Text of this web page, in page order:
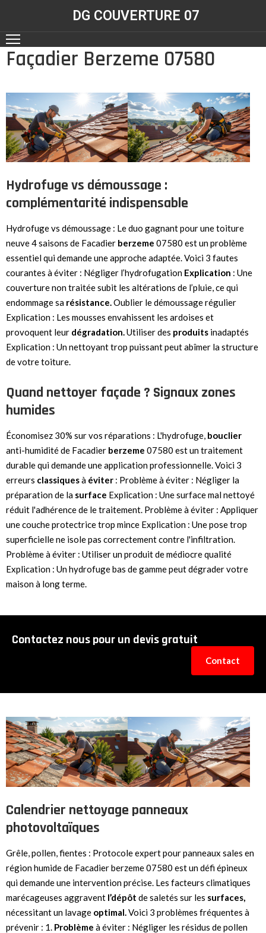
DG COUVERTURE 07
ACCUEIL
RÉALISATIONS
CONTACT
NOS
SERVICES
Façadier Berzeme 07580
Hydrofuge vs démoussage :
complémentarité indispensable
Hydrofuge vs démoussage : Le duo gagnant pour une toiture
neuve 4 saisons de Facadier berzeme 07580 est un problème
essentiel qui demande une approche adaptée. Voici 3 fautes
courantes à éviter : Négliger l’hydrofugation Explication : Une
couverture non traitée subit les altérations de l’pluie, ce qui
endommage sa résistance.Oublier le démoussage régulier
Explication : Les mousses envahissent les ardoises et
provoquent leur dégradation.Utiliser des produits inadaptés
Explication : Un nettoyant trop puissant peut abîmer la structure
de votre toiture.
Quand nettoyer façade ? Signaux zones
humides
Économisez 30% sur vos réparations : L'hydrofuge, bouclier
anti-humidité de Facadier berzeme 07580 est un traitement
durable qui demande une application professionnelle. Voici 3
erreurs classiquesà éviter : Problème à éviter : Négliger la
préparation de la surface Explication : Une surface mal nettoyé
réduit l'adhérence de le traitement. Problème à éviter : Appliquer
une couche protectrice trop mince Explication : Une pose trop
superficielle ne isole pas correctement contre l'infiltration.
Problème à éviter : Utiliser un produit de médiocre qualité
Explication : Un hydrofuge bas de gamme peut dégrader votre
maison à long terme.
Contactez nous pour un devis gratuit
Contact
Calendrier nettoyage panneaux
photovoltaïques
Grêle, pollen, fientes : Protocole expert pour panneaux sales en
région humide de Facadier berzeme 07580 est un défi épineux
qui demande une intervention précise. Les facteurs climatiques
marécageuses aggravent l’dépôt de saletés sur les surfaces,
nécessitant un lavage optimal.Voici 3 problèmes fréquentes à
prévenir : 1. Problème à éviter : Négliger les résidus de pollen